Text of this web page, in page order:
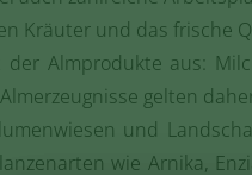
Kräuter und das frische
Almprodukte aus:
gelten
und
wie Arnika,